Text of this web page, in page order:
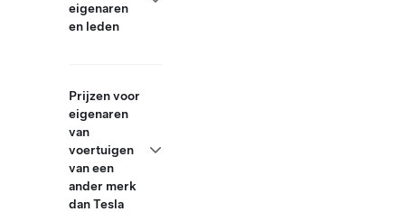
eigenaren
en leden
Prijzen voor
eigenaren
van
voertuigen
van een
ander merk
dan Tesla